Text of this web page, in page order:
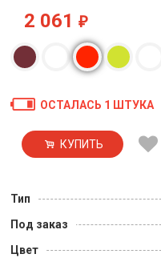
2 061 ₽
ОСТАЛАСЬ 1 ШТУКА
КУПИТЬ
Тип
Под заказ
Цвет